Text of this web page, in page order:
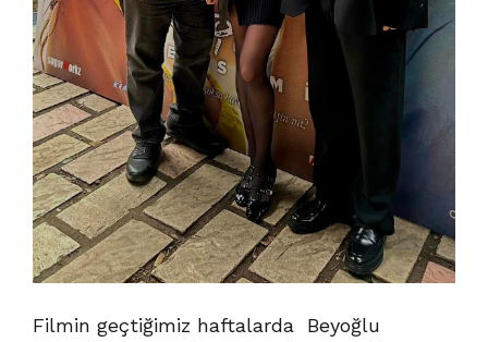
Filmin geçtiğimiz haftalarda Beyoğlu